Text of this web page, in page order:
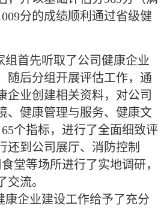
分的成绩顺利通过省级健
组首先听取了公司健康企业
随后分组开展评估工作，通
企业创建相关资料，对公司
、健康管理与服务、健康文
个指标，进行了全面细致评
还到公司展厅、消防控制
堂等场所进行了实地调研，
交流。
康企业建设工作给予了充分